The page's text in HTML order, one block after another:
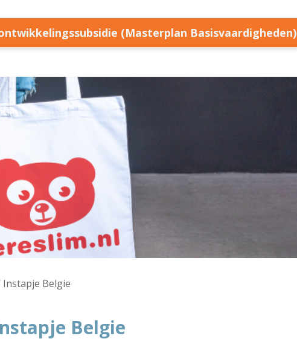
(Masterplan Basisvaardigheden)
Belgie
Belgie